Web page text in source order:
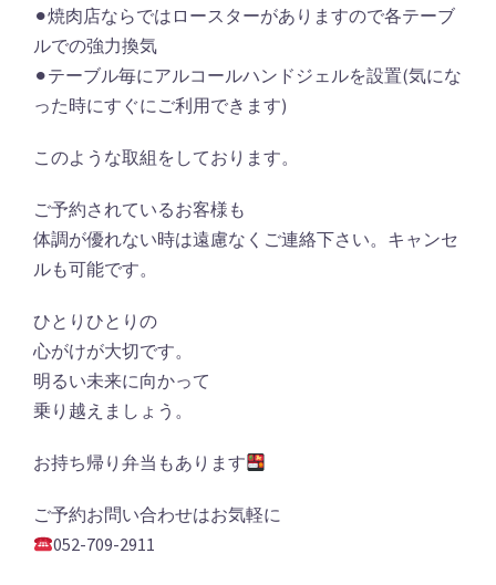
⚫︎焼肉店ならではロースターがありますので各テーブ
ルでの強力換気
⚫︎テーブル毎にアルコールハンドジェルを設置(気にな
った時にすぐにご利用できます)
このような取組をしております。
ご予約されているお客様も
体調が優れない時は遠慮なくご連絡下さい。キャンセ
ルも可能です。
ひとりひとりの
心がけが大切です。
明るい未来に向かって
乗り越えましょう。
お持ち帰り弁当もあります
ご予約お問い合わせはお気軽に
052-709-2911